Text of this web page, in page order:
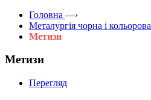
Головна —›
Металургія чорна і кольорова
Метизи
Метизи
Перегляд